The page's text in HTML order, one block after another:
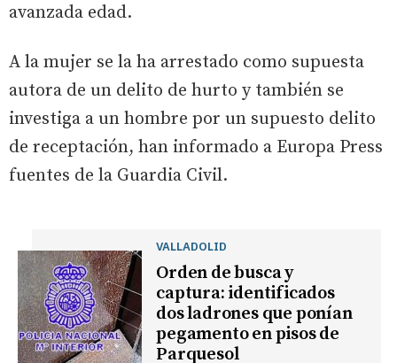
avanzada edad.
A la mujer se la ha arrestado como supuesta
autora de un delito de hurto y también se
investiga a un hombre por un supuesto delito
de receptación, han informado a Europa Press
fuentes de la Guardia Civil.
VALLADOLID
Orden de busca y
captura: identificados
dos ladrones que ponían
pegamento en pisos de
Parquesol